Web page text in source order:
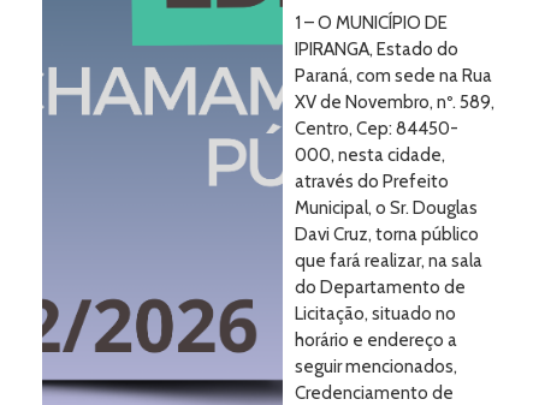
1 – O MUNICÍPIO DE
IPIRANGA, Estado do
Paraná, com sede na Rua
XV de Novembro, nº. 589,
Centro, Cep: 84450-
000, nesta cidade,
através do Prefeito
Municipal, o Sr. Douglas
Davi Cruz, torna público
que fará realizar, na sala
do Departamento de
Licitação, situado no
horário e endereço a
seguir mencionados,
Credenciamento de